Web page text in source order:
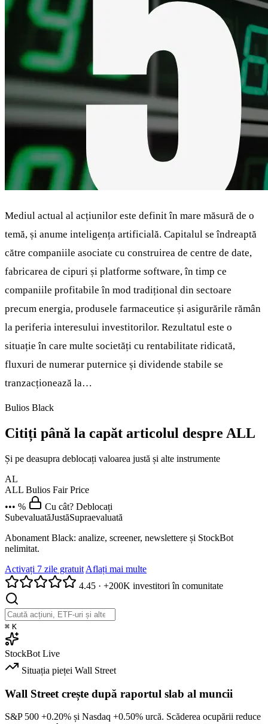
Mediul actual al acțiunilor este definit în mare măsură de o
temă, și anume inteligența artificială. Capitalul se îndreaptă
către companiile asociate cu construirea de centre de date,
fabricarea de cipuri și platforme software, în timp ce
companiile profitabile în mod tradițional din sectoare
precum energia, produsele farmaceutice și asigurările rămân
la periferia interesului investitorilor. Rezultatul este o
situație în care multe societăți cu rentabilitate ridicată,
fluxuri de numerar puternice și dividende stabile se
tranzacționează la…
Bulios Black
Citiți până la capăt articolul despre ALL
Și pe deasupra deblocați valoarea justă și alte instrumente
AL
ALL Bulios Fair Price
••• %
Cu cât? Deblocați
SubevaluatăJustăSupraevaluată
Abonament Black: analize, screener, newslettere și StockBot
nelimitat.
Activați 7 zile gratuit Aflați mai multe
4.45 · +200K investitori în comunitate
⌘ K
StockBot Live
Situația pieței Wall Street
Wall Street crește după raportul slab al muncii
S&P 500 +0.20% și Nasdaq +0.50% urcă. Scăderea ocupării reduce